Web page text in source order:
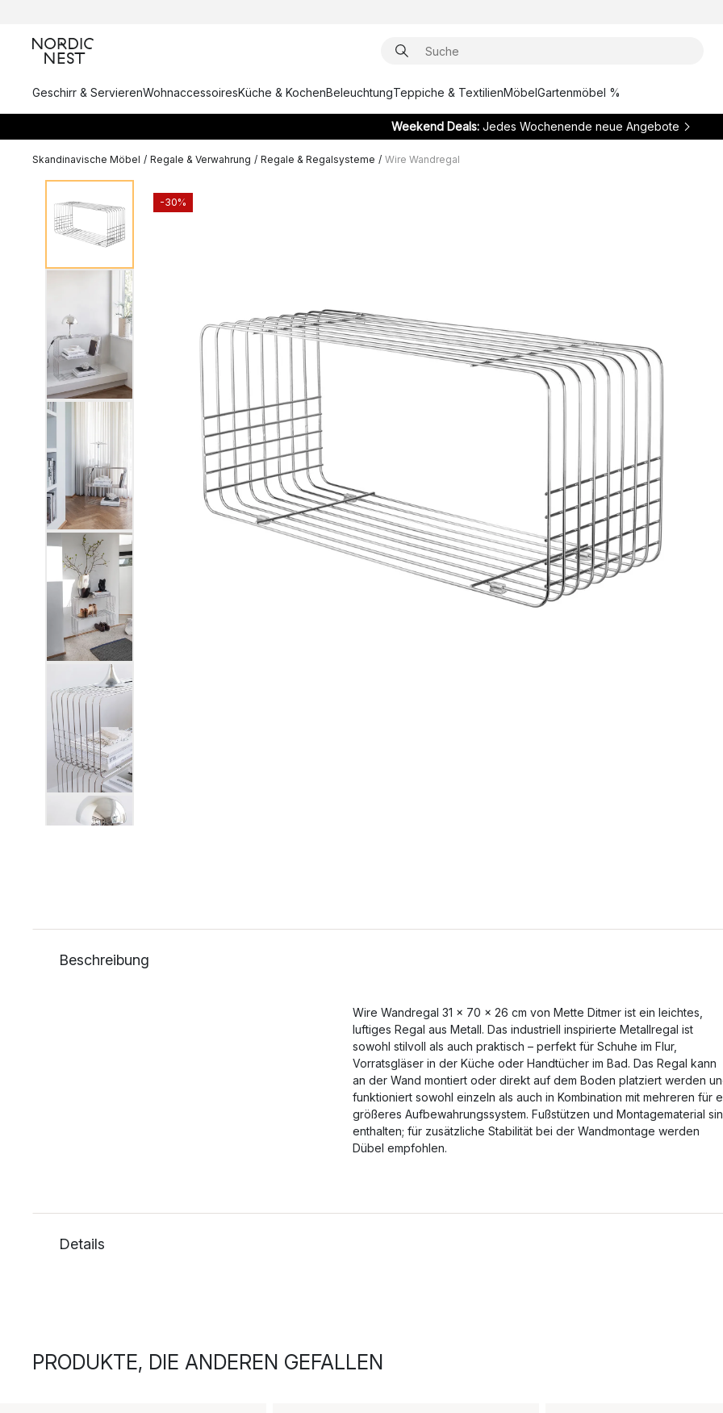
Geschirr & ServierenWohnaccessoiresKüche & KochenBeleuchtungTeppiche & TextilienMöbelGartenmöbel %
Weekend Deals:Jedes Wochenende neue Angebote
Skandinavische Möbel / Regale & Verwahrung / Regale & Regalsysteme / Wire Wandregal
-30%
Beschreibung
Wire Wandregal 31 × 70 × 26 cm von Mette Ditmer ist ein leichtes,
luftiges Regal aus Metall. Das industriell inspirierte Metallregal ist
sowohl stilvoll als auch praktisch – perfekt für Schuhe im Flur,
Vorratsgläser in der Küche oder Handtücher im Bad. Das Regal kann
an der Wand montiert oder direkt auf dem Boden platziert werden
funktioniert sowohl einzeln als auch in Kombination mit mehreren für
größeres Aufbewahrungssystem. Fußstützen und Montagematerial
enthalten; für zusätzliche Stabilität bei der Wandmontage werden
Dübel empfohlen.
Details
PRODUKTE, DIE ANDEREN GEFALLEN